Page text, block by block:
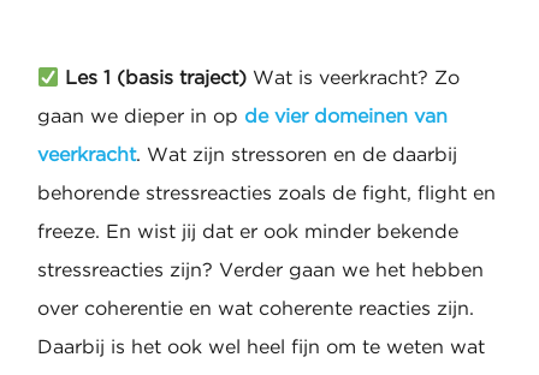
Les 1 (basis traject) Wat is veerkracht? Zo
gaan we dieper in op de vier domeinen van
veerkracht. Wat zijn stressoren en de daarbij
behorende stressreacties zoals de fight, flight en
freeze. En wist jij dat er ook minder bekende
stressreacties zijn? Verder gaan we het hebben
over coherentie en wat coherente reacties zijn.
Daarbij is het ook wel heel fijn om te weten wat